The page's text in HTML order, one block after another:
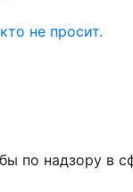
не просит.
по надзору